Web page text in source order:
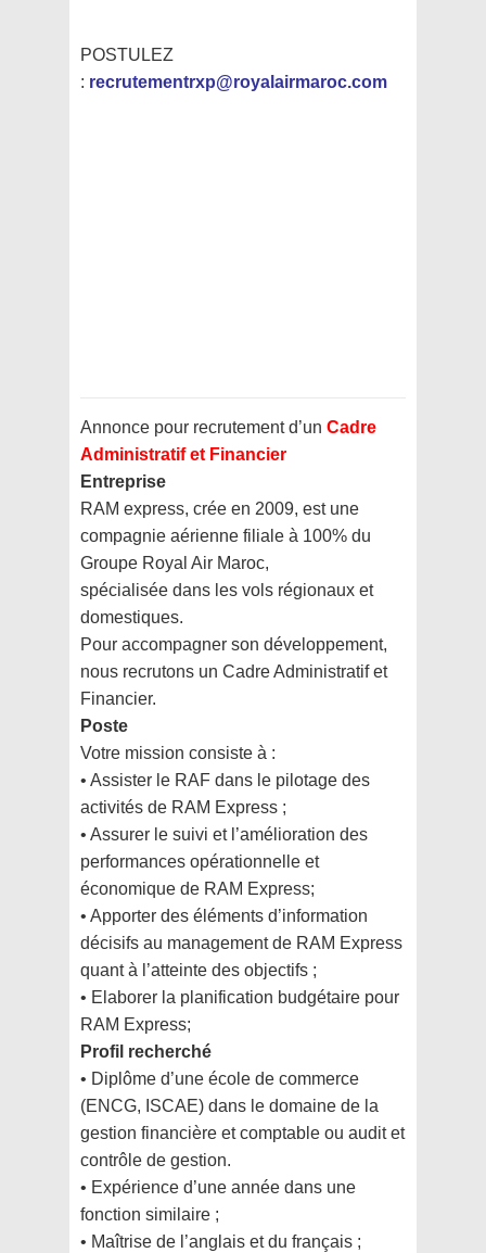
POSTULEZ
: recrutementrxp@royalairmaroc.com
Annonce pour recrutement d’un Cadre
Administratif et Financier
Entreprise
RAM express, crée en 2009, est une
compagnie aérienne filiale à 100% du
Groupe Royal Air Maroc,
spécialisée dans les vols régionaux et
domestiques.
Pour accompagner son développement,
nous recrutons un Cadre Administratif et
Financier.
Poste
Votre mission consiste à :
• Assister le RAF dans le pilotage des
activités de RAM Express ;
• Assurer le suivi et l’amélioration des
performances opérationnelle et
économique de RAM Express;
• Apporter des éléments d’information
décisifs au management de RAM Express
quant à l’atteinte des objectifs ;
• Elaborer la planification budgétaire pour
RAM Express;
Profil recherché
• Diplôme d’une école de commerce
(ENCG, ISCAE) dans le domaine de la
gestion financière etcomptable ou audit et
contrôle de gestion.
• Expérience d’une année dans une
fonction similaire ;
• Maîtrise de l’anglais et du français ;